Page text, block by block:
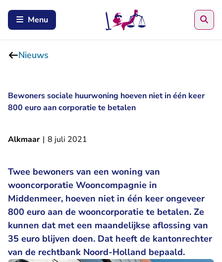
Menu
Nieuws
Bewoners sociale huurwoning hoeven niet in één keer
800 euro aan corporatie te betalen
Alkmaar | 8 juli 2021
Twee bewoners van een woning van
wooncorporatie Wooncompagnie in
Middenmeer, hoeven niet in één keer ongeveer
800 euro aan de wooncorporatie te betalen. Ze
kunnen dat met een maandelijkse aflossing van
35 euro blijven doen. Dat heeft de kantonrechter
van de rechtbank Noord-Holland bepaald.